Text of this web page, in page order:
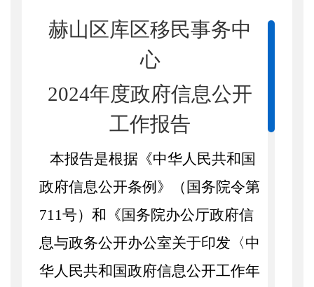
赫山区库区移民事务中
心
2024年度政府信息公开
工作报告
本报告是根据《中华人民共和国
政府信息公开条例》（国务院令第
711号）和《国务院办公厅政府信
息与政务公开办公室关于印发〈中
华人民共和国政府信息公开工作年